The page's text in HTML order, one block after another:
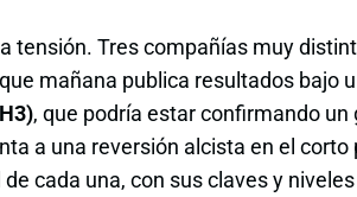
tensión. Tres compañías muy
mañana publica resultados bajo
, que podría estar confirmando
a una reversión alcista en el corto
cada una, con sus claves y